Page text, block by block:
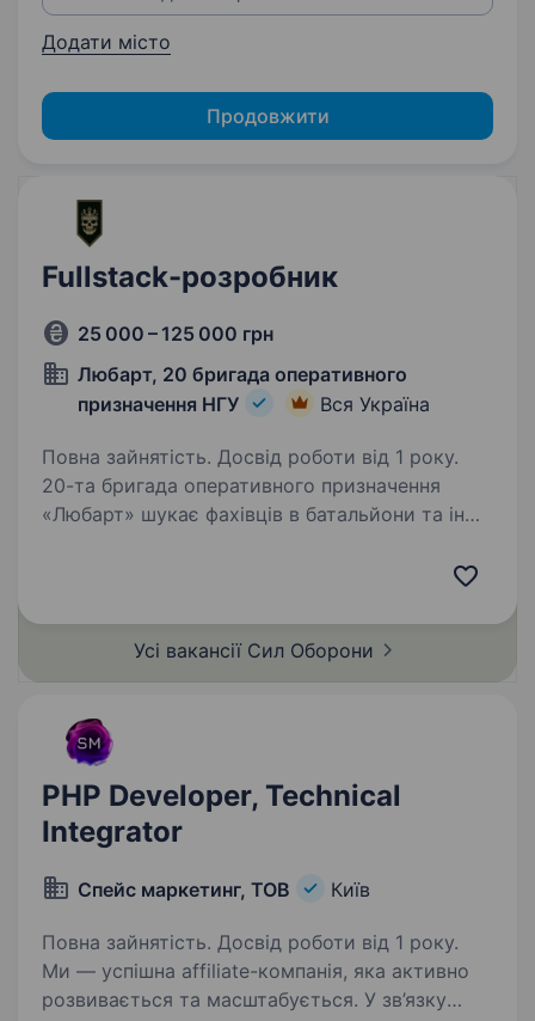
Додати місто
Продовжити
Fullstack-розробник
25 000 – 125 000 грн
Любарт, 20 бригада оперативного
призначення НГУ
Вся Україна
Повна зайнятість. Досвід роботи від 1 року.
20-та бригада оперативного призначення
«Любарт» шукає фахівців в батальйони та інші
та розвиток існуючих продуктів на всіх рівнях
Усі вакансії Сил Оборони
PHP Developer, Technical
Integrator
Спейс маркетинг, ТОВ Київ
Повна зайнятість. Досвід роботи від 1 року.
Ми — успішна affiliate-компанія, яка активно
розвивається та масштабується. У зв’язку